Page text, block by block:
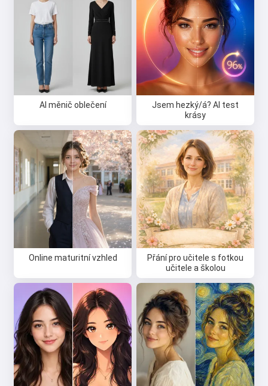
AI měnič oblečení
Jsem hezký/á? AI test
krásy
Online maturitní vzhled
Přání pro učitele s fotkou
učitele a školou